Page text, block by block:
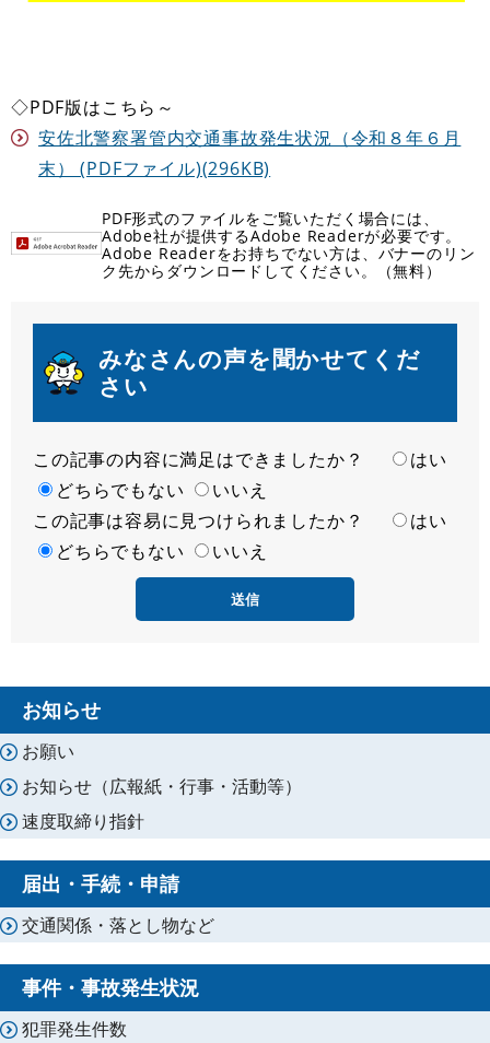
◇PDF版はこちら～
安佐北警察署管内交通事故発生状況（令和８年６月
末） (PDFファイル)(296KB)
PDF形式のファイルをご覧いただく場合には、
Adobe社が提供するAdobe Readerが必要です。
Adobe Readerをお持ちでない方は、バナーのリン
ク先からダウンロードしてください。（無料）
みなさんの声を聞かせてくだ
さい
満
足
度
この記事の内容に満足はできましたか？
はい
どちらでもない
いいえ
容
易
この記事は容易に見つけられましたか？
はい
どちらでもない
いいえ
お知らせ
お願い
お知らせ（広報紙・行事・活動等）
速度取締り指針
届出・手続・申請
交通関係・落とし物など
事件・事故発生状況
犯罪発生件数